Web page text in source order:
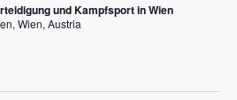
und Kampfsport in Wien
Wien, Austria